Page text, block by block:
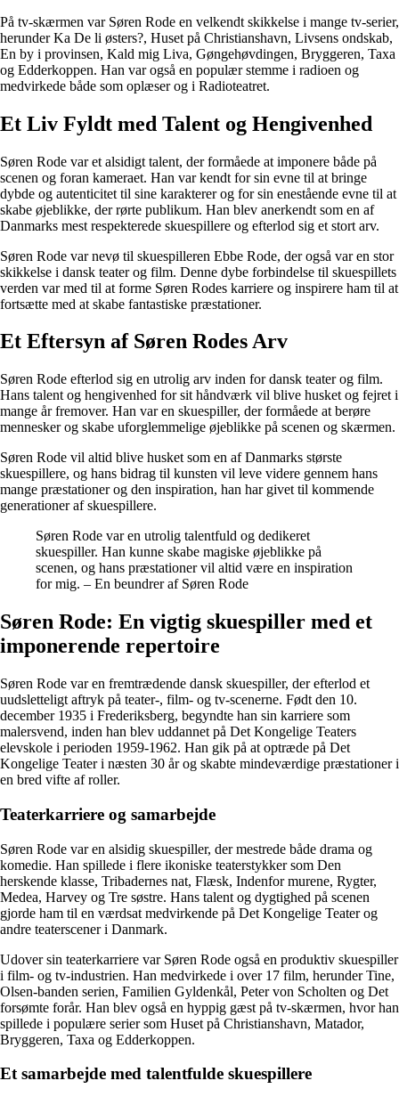
På tv-skærmen var Søren Rode en velkendt skikkelse i mange tv-serier,
herunder Ka De li østers?, Huset på Christianshavn, Livsens ondskab,
En by i provinsen, Kald mig Liva, Gøngehøvdingen, Bryggeren, Taxa
og Edderkoppen. Han var også en populær stemme i radioen og
medvirkede både som oplæser og i Radioteatret.
Et Liv Fyldt med Talent og Hengivenhed
Søren Rode var et alsidigt talent, der formåede at imponere både på
scenen og foran kameraet. Han var kendt for sin evne til at bringe
dybde og autenticitet til sine karakterer og for sin enestående evne til at
skabe øjeblikke, der rørte publikum. Han blev anerkendt som en af
Danmarks mest respekterede skuespillere og efterlod sig et stort arv.
Søren Rode var nevø til skuespilleren Ebbe Rode, der også var en stor
skikkelse i dansk teater og film. Denne dybe forbindelse til skuespillets
verden var med til at forme Søren Rodes karriere og inspirere ham til at
fortsætte med at skabe fantastiske præstationer.
Et Eftersyn af Søren Rodes Arv
Søren Rode efterlod sig en utrolig arv inden for dansk teater og film.
Hans talent og hengivenhed for sit håndværk vil blive husket og fejret i
mange år fremover. Han var en skuespiller, der formåede at berøre
mennesker og skabe uforglemmelige øjeblikke på scenen og skærmen.
Søren Rode vil altid blive husket som en af Danmarks største
skuespillere, og hans bidrag til kunsten vil leve videre gennem hans
mange præstationer og den inspiration, han har givet til kommende
generationer af skuespillere.
Søren Rode var en utrolig talentfuld og dedikeret
skuespiller. Han kunne skabe magiske øjeblikke på
scenen, og hans præstationer vil altid være en inspiration
for mig. – En beundrer af Søren Rode
Søren Rode: En vigtig skuespiller med et
imponerende repertoire
Søren Rode var en fremtrædende dansk skuespiller, der efterlod et
uudsletteligt aftryk på teater-, film- og tv-scenerne. Født den 10.
december 1935 i Frederiksberg, begyndte han sin karriere som
malersvend, inden han blev uddannet på Det Kongelige Teaters
elevskole i perioden 1959-1962. Han gik på at optræde på Det
Kongelige Teater i næsten 30 år og skabte mindeværdige præstationer i
en bred vifte af roller.
Teaterkarriere og samarbejde
Søren Rode var en alsidig skuespiller, der mestrede både drama og
komedie. Han spillede i flere ikoniske teaterstykker som Den
herskende klasse, Tribadernes nat, Flæsk, Indenfor murene, Rygter,
Medea, Harvey og Tre søstre. Hans talent og dygtighed på scenen
gjorde ham til en værdsat medvirkende på Det Kongelige Teater og
andre teaterscener i Danmark.
Udover sin teaterkarriere var Søren Rode også en produktiv skuespiller
i film- og tv-industrien. Han medvirkede i over 17 film, herunder Tine,
Olsen-banden serien, Familien Gyldenkål, Peter von Scholten og Det
forsømte forår. Han blev også en hyppig gæst på tv-skærmen, hvor han
spillede i populære serier som Huset på Christianshavn, Matador,
Bryggeren, Taxa og Edderkoppen.
Et samarbejde med talentfulde skuespillere